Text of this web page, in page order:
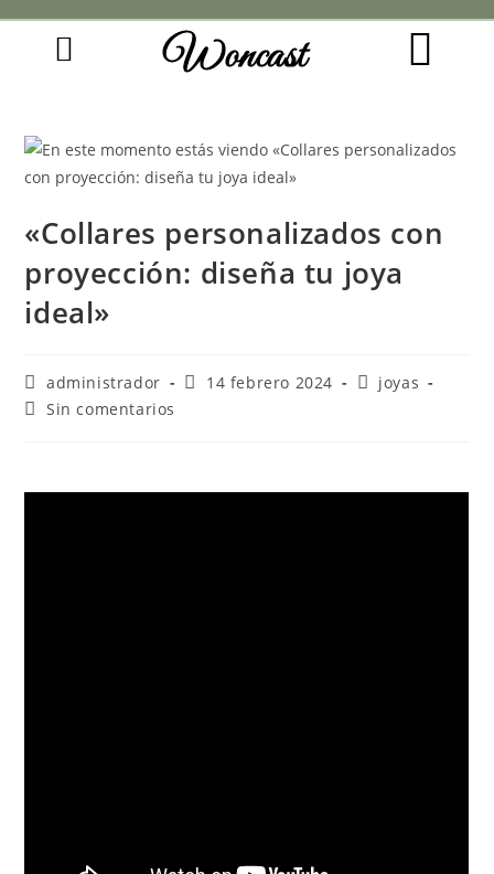
Woncast
«Collares personalizados con
proyección: diseña tu joya
ideal»
administrador 14 febrero 2024
joyas
Sin comentarios